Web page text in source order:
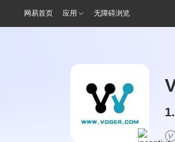
网易首页 应用 无障碍浏览